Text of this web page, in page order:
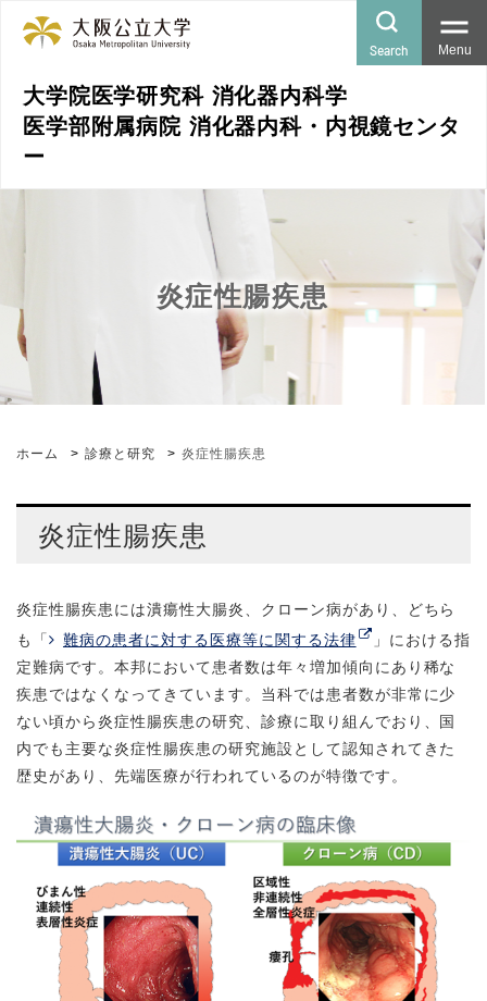
大学院医学研究科 消化器内科学
医学部附属病院 消化器内科・内視鏡センタ
ー
Search Menu
炎症性腸疾患
ホーム 診療と研究 炎症性腸疾患
炎症性腸疾患
炎症性腸疾患には潰瘍性大腸炎、クローン病があり、どちら
も「
難病の患者に対する医療等に関する法律
」における指
定難病です。本邦において患者数は年々増加傾向にあり稀な
疾患ではなくなってきています。当科では患者数が非常に少
ない頃から炎症性腸疾患の研究、診療に取り組んでおり、国
内でも主要な炎症性腸疾患の研究施設として認知されてきた
歴史があり、先端医療が行われているのが特徴です。